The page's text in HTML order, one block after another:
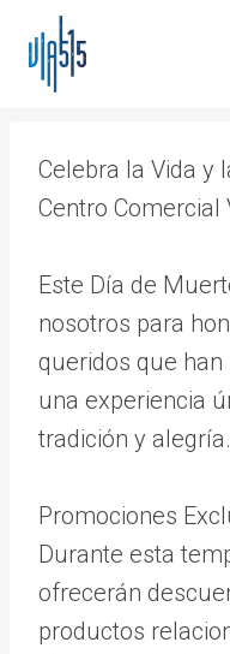
Saltar
contenido
Celebra la Vida y
Centro Comercial
Este Día de
nosotros para
queridos que
una experiencia
tradición y alegría.
Promociones
Durante esta
ofrecerán
productos